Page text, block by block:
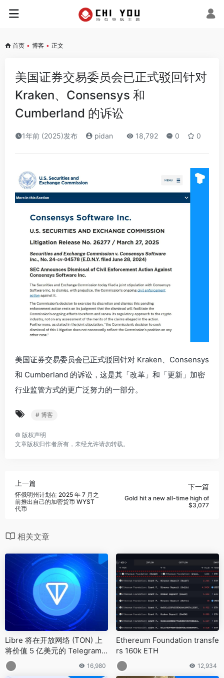
首页 • 博客 • 正文
美国证券交易委员会已正式驳回针对
Kraken、Consensys 和
Cumberland 的诉讼
1年前 (2025)发布 pidan 18,792 0 0
美国证券交易委员会已正式驳回针对 Kraken、Consensys
和 Cumberland 的诉讼，这是其「改革」和「更新」加密
行业监管方式的更广泛努力的一部分。
# 博客
© 版权声明
文章版权归作者所有，未经允许请勿转载。
上一篇
怀俄明州计划在 2025 年 7 月之
前推出自己的加密货币 WYST
代币
下一篇
Gold hit a new all-time high of
$3,077
相关文章
Libre 将在开放网络 (TON) 上
将价值 5 亿美元的 Telegram
债券代币化
16,980
Ethereum Foundation transfe
rs 160k ETH
12,934